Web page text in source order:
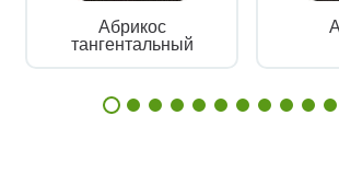
Абрикос
тангентальный